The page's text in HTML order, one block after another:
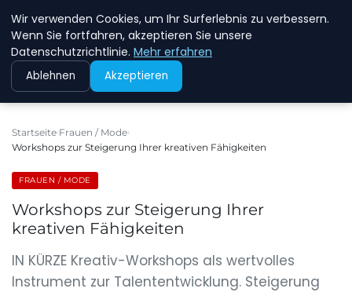
NEW ENERGY JOBS
Startseite Frauen / Mode
Workshops zur Steigerung Ihrer kreativen Fähigkeiten
FRAUEN / MODE
Workshops zur Steigerung Ihrer
kreativen Fähigkeiten
IN KÜRZE Kreativ-Workshops als wertvolles
Instrument zur Talententwicklung. Steigerung
Wir verwenden Cookies, um Ihr Surferlebnis zu verbessern.
Wenn Sie fortfahren, akzeptieren Sie unsere
Datenschutzrichtlinie. Mehr erfahren
Ablehnen Akzeptieren